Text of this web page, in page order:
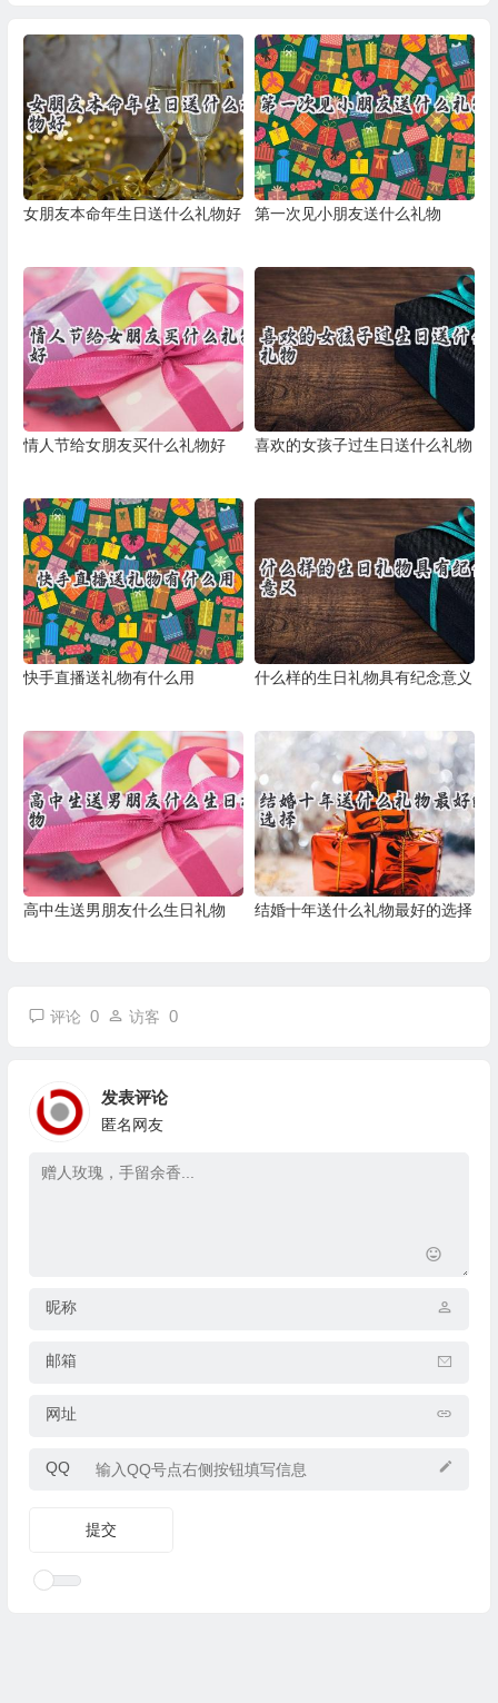
女朋友本命年生日送什么礼物好 第一次见小朋友送什么礼物
情人节给女朋友买什么礼物好 喜欢的女孩子过生日送什么礼物
快手直播送礼物有什么用 什么样的生日礼物具有纪念意义
高中生送男朋友什么生日礼物 结婚十年送什么礼物最好的选择
评论 0 访客 0
发表评论
匿名网友
昵称
邮箱
网址
QQ